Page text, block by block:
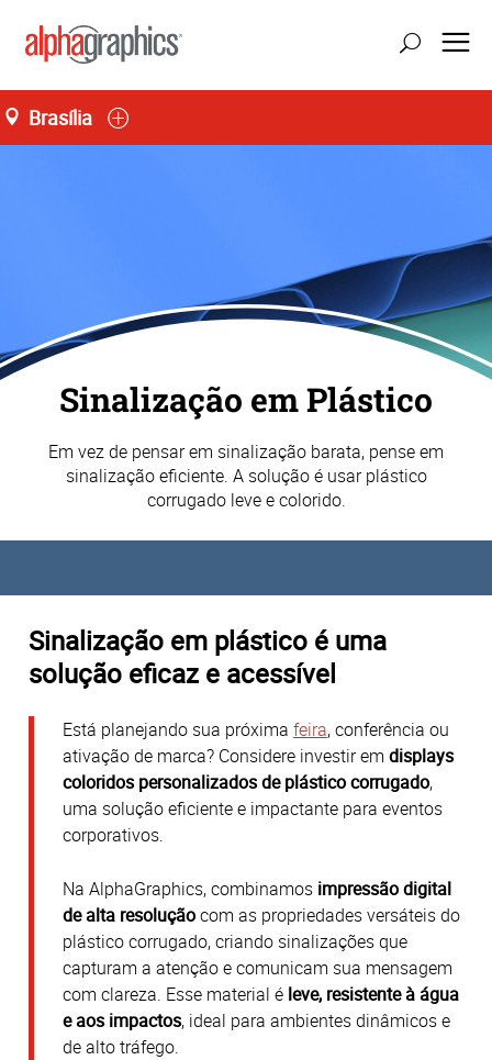
Brasília
Sinalização em Plástico
Em vez de pensar em sinalização barata, pense em
sinalização eficiente. A solução é usar plástico
corrugado leve e colorido.
Sinalização em plástico é uma
solução eficaz e acessível
Está planejando sua próxima feira, conferência ou
ativação de marca? Considere investir em displays
coloridos personalizados de plástico corrugado,
uma solução eficiente e impactante para eventos
corporativos.
Na AlphaGraphics, combinamos impressão digital
de alta resoluçãocom as propriedades versáteis do
plástico corrugado, criando sinalizações que
capturam a atenção e comunicam sua mensagem
com clareza. Esse material é leve, resistente à água
e aos impactos, ideal para ambientes dinâmicos e
de alto tráfego.